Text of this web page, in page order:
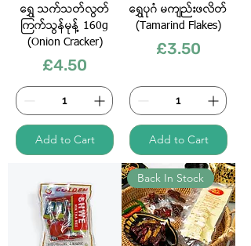
ရွှေ သက်သတ်လွတ်
ကြက်သွန်မုန့် 160g
(Onion Cracker)
Price
£4.50
Add to Cart
ရွှေပုဂံ မကျည်းဖလိတ်
(Tamarind Flakes)
Price
£3.50
Add to Cart
Back In Stock